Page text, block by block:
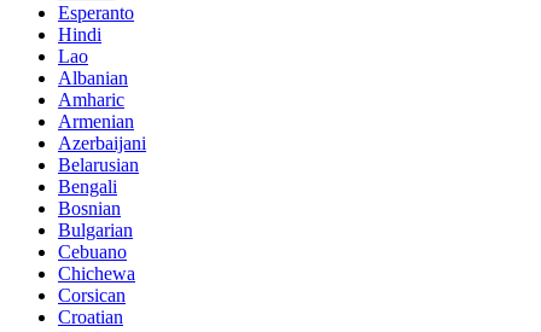
Esperanto
Hindi
Lao
Albanian
Amharic
Armenian
Azerbaijani
Belarusian
Bengali
Bosnian
Bulgarian
Cebuano
Chichewa
Corsican
Croatian